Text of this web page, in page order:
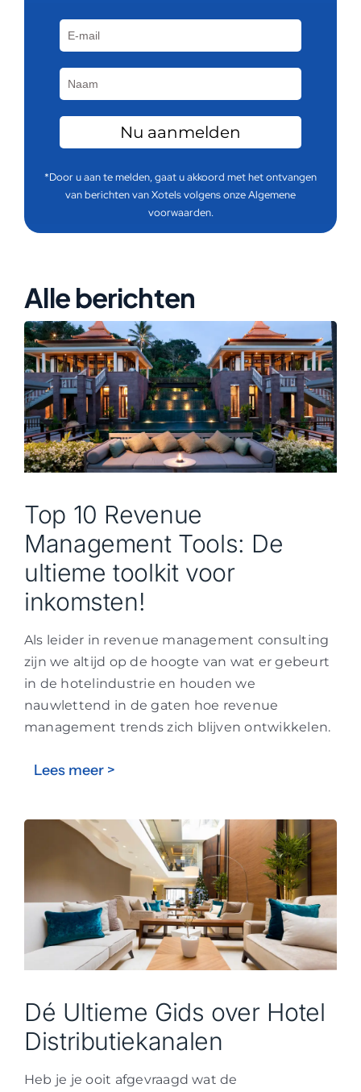
*Door u aan te melden, gaat u akkoord met het ontvangen
van berichten van Xotels volgens onzeAlgemene
voorwaarden.
Alle berichten
Top 10 Revenue
Management Tools: De
ultieme toolkit voor
inkomsten!
Als leider in revenue management consulting
zijn we altijd op de hoogte van wat er gebeurt
in de hotelindustrie en houden we
nauwlettend in de gaten hoe revenue
management trends zich blijven ontwikkelen.
Lees meer >
Dé Ultieme Gids over Hotel
Distributiekanalen
Heb je je ooit afgevraagd wat de